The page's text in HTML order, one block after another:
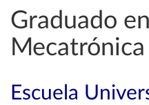
Graduado
Mecatrónica
Escuela